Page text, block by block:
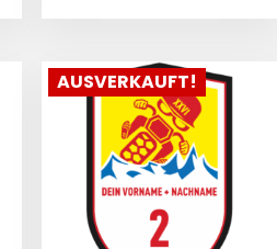
AUSVERKAUFT!